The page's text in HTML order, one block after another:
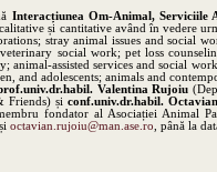
Interacțiunea Om-Animal, Serviciile
și cantitative având în vedere
stray animal issues and social
social work; pet loss
animal-assisted services and social
and adolescents; animals and
Valentina Rujoiu
Friends) șiconf.univ.dr.habil.
fondator al Asociației Animal
și octavian.rujoiu@man.ase.ro , până la